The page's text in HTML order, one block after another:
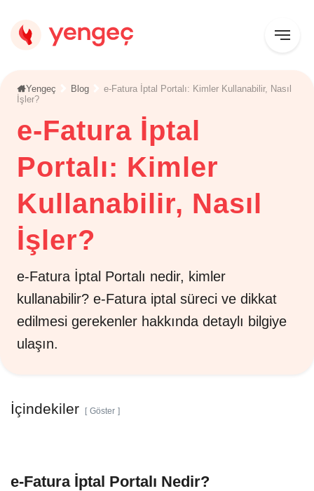
Yengeç Blog
e-Fatura İptal Portalı: Kimler Kullanabilir, Nasıl
İşler?
e-Fatura İptal
Portalı: Kimler
Kullanabilir, Nasıl
İşler?
e-Fatura İptal Portalı nedir, kimler
kullanabilir? e-Fatura iptal süreci ve dikkat
edilmesi gerekenler hakkında detaylı bilgiye
ulaşın.
e-Fatura İptal Portalı Nedir?
İçindekiler Göster